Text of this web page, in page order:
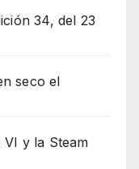
34, del 23
seco el
VI y la Steam